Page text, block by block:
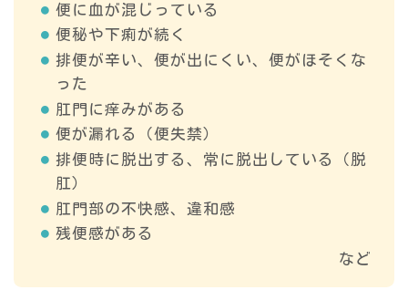
便に血が混じっている
便秘や下痢が続く
排便が辛い、便が出にくい、便がほそくな
った
肛門に痒みがある
便が漏れる（便失禁）
排便時に脱出する、常に脱出している（脱
肛）
肛門部の不快感、違和感
残便感がある
など